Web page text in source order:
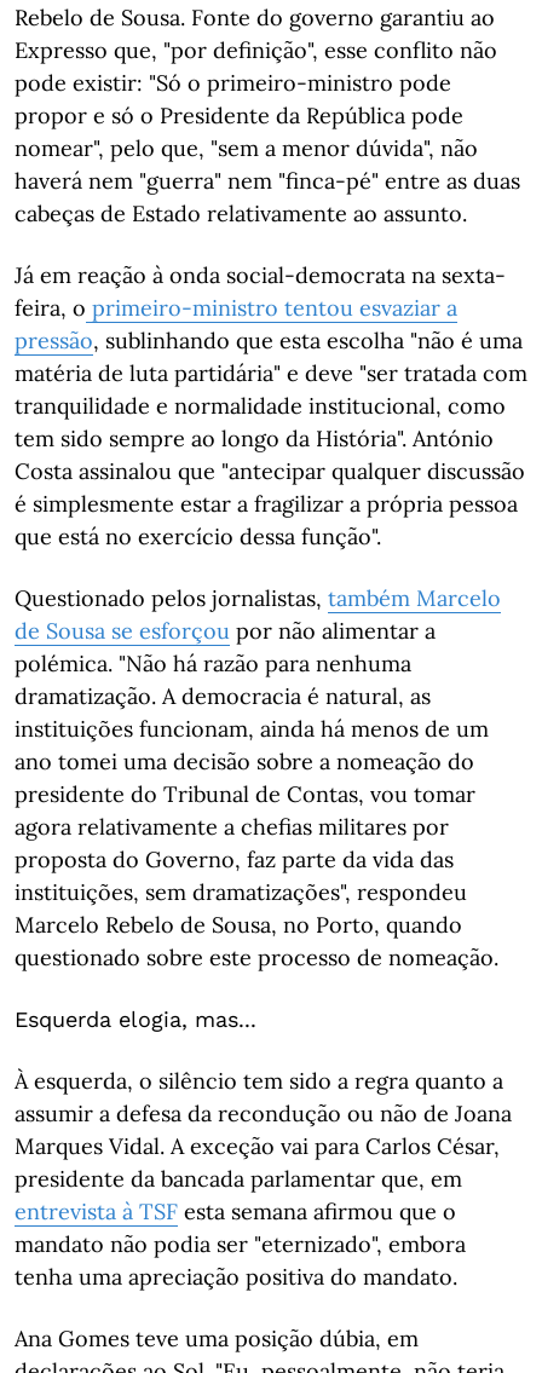
Rebelo de Sousa. Fonte do governo garantiu ao
Expresso que, "por definição", esse conflito não
pode existir: "Só o primeiro-ministro pode
propor e só o Presidente da República pode
nomear", pelo que, "sem a menor dúvida", não
haverá nem "guerra" nem "finca-pé" entre as duas
cabeças de Estado relativamente ao assunto.
Já em reação à onda social-democrata na sexta-
feira, o primeiro-ministro tentou esvaziar a
pressão, sublinhando que esta escolha "não é uma
matéria de luta partidária" e deve "ser tratada com
tranquilidade e normalidade institucional, como
tem sido sempre ao longo da História". António
Costa assinalou que "antecipar qualquer discussão
é simplesmente estar a fragilizar a própria pessoa
que está no exercício dessa função".
Questionado pelos jornalistas, também Marcelo
de Sousa se esforçou por não alimentar a
polémica. "Não há razão para nenhuma
dramatização. A democracia é natural, as
instituições funcionam, ainda há menos de um
ano tomei uma decisão sobre a nomeação do
presidente do Tribunal de Contas, vou tomar
agora relativamente a chefias militares por
proposta do Governo, faz parte da vida das
instituições, sem dramatizações", respondeu
Marcelo Rebelo de Sousa, no Porto, quando
questionado sobre este processo de nomeação.
Esquerda elogia, mas...
À esquerda, o silêncio tem sido a regra quanto a
assumir a defesa da recondução ou não de Joana
Marques Vidal. A exceção vai para Carlos César,
presidente da bancada parlamentar que, em
entrevista à TSF esta semana afirmou que o
mandato não podia ser "eternizado", embora
tenha uma apreciação positiva do mandato.
Ana Gomes teve uma posição dúbia, em